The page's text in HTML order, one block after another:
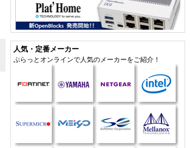
人気・定番メーカー
ぷらっとオンラインで人気のメーカーをご紹介！